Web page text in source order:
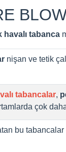
havalı tabanca
nişan ve tetik
tabancalar,
çok
bu tabancalar